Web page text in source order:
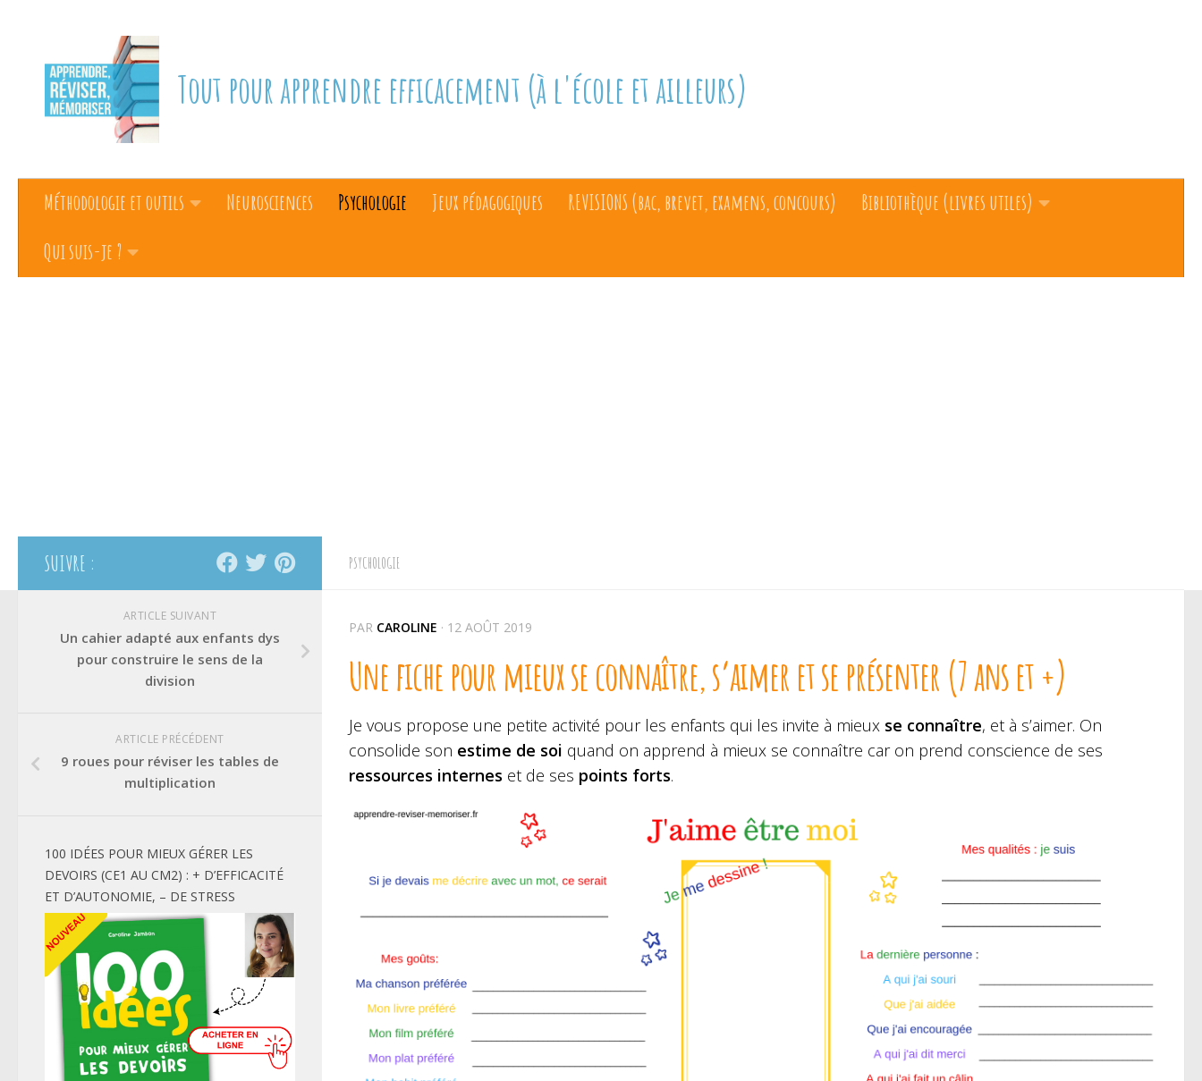
Tout pour apprendre efficacement (à l'école et ailleurs)
Méthodologie et outils Neurosciences Psychologie Jeux pédagogiques REVISIONS (bac, brevet, examens, concours)
Bibliothèque (livres utiles)
Qui suis-je ?
PSYCHOLOGIE
PAR CAROLINE · 12 AOÛT 2019
Une fiche pour mieux se connaître, s’aimer et se présenter (7 ans et +)
Je vous propose une petite activité pour les enfants qui les invite à mieux se connaître, et à s’aimer. On
consolide son estime de soi quand on apprend à mieux se connaître car on prend conscience de ses
ressources internes et de ses points forts.
SUIVRE :
ARTICLE SUIVANT
Un cahier adapté aux enfants dys
pour construire le sens de la
division
ARTICLE PRÉCÉDENT
9 roues pour réviser les tables de
multiplication
100 IDÉES POUR MIEUX GÉRER LES
DEVOIRS (CE1 AU CM2) : + D’EFFICACITÉ
ET D’AUTONOMIE, – DE STRESS